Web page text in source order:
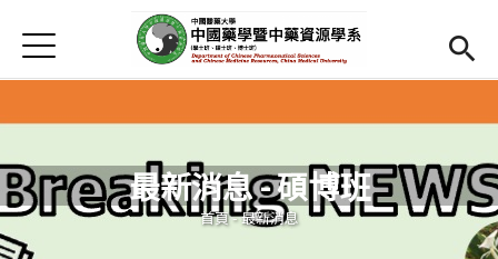
首頁
首頁
最新消息
Open submenu (系所介紹)
系所介紹
Open
師資
Jump to Navigation
Jump to Main content
最新消息 - 碩博班
您在這裡
首頁-最新消息